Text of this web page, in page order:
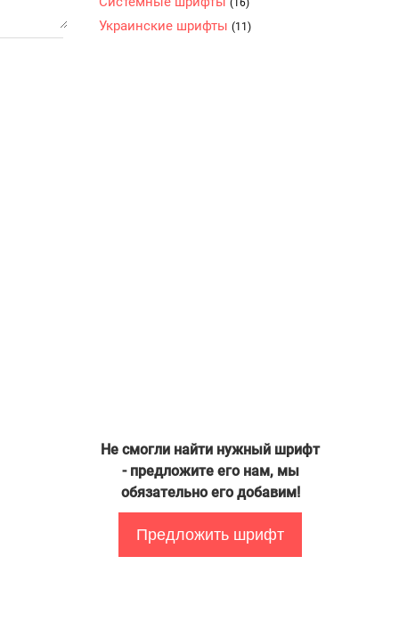
(16)
Украинские шрифты (11)
Не смогли найти нужный шрифт
- предложите его нам, мы
обязательно его добавим!
Предложить шрифт